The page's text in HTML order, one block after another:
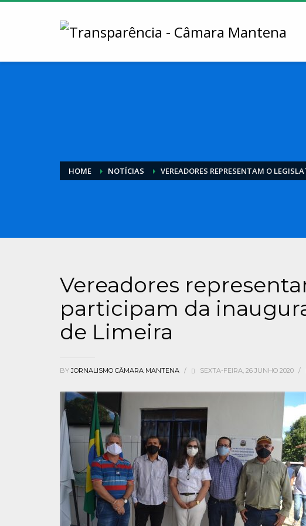
HOME NOTÍCIAS VEREADORES REPRESENTAM O
Vereadores
participam da
de Limeira
BYJORNALISMO CÂMARA MANTENA / SEXTA-FEIRA, 26 JUNHO 2020 /